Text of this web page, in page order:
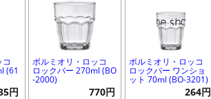
(61
円
ボルミオリ・ロッコ
ロックバー 270ml (BO
-2000)
770円
ボルミオリ・ロッコ
ロックバー ワンショ
ット 70ml (BO-3201)
264円